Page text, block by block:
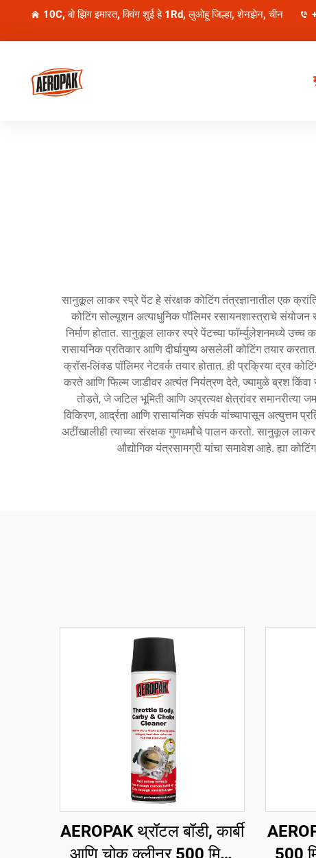
10C, बो झिंग इमारत, क्विंग शुई हे 1Rd, लुओहू जिल्हा, शेनझेन, चीन
सानुकूल लाकर स्प्रे पेंट हे संरक्षक कोटिंग तंत्रज्ञानातील एक
कोटिंग सोल्यूशन अत्याधुनिक पॉलिमर रसायनशास्त्राचे संयोजन
निर्माण होतात. सानुकूल लाकर स्प्रे पेंटच्या फॉर्म्युलेशनमध्ये उच्च
रासायनिक प्रतिकार आणि दीर्घायुष्य असलेली कोटिंग तयार
क्रॉस-लिंक्ड पॉलिमर नेटवर्क तयार होतात. ही प्रक्रिया द्रव
करते आणि फिल्म जाडीवर अत्यंत नियंत्रण देते, ज्यामुळे ब्रश
तोडते, जे जटिल भूमिती आणि अप्रत्यक्ष क्षेत्रांवर समानरीत्या
विकिरण, आर्द्रता आणि रासायनिक संपर्क यांच्यापासून अत्युत्तम
अटींखालीही त्याच्या संरक्षक गुणधर्मांचे पालन करतो. सानुकूल
औद्योगिक यंत्रसामग्री यांचा समावेश आहे. ह्या
AEROPAK थ्रॉटल बॉडी, कार्बी
आणि चोक क्लीनर 500 मिलि
500